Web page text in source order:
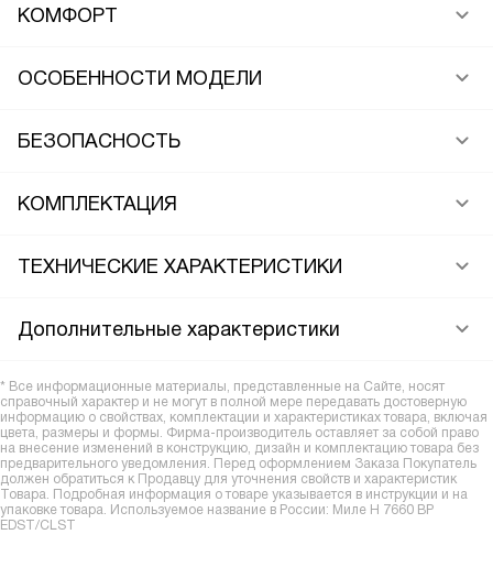
КОМФОРТ
ОСОБЕННОСТИ МОДЕЛИ
БЕЗОПАСНОСТЬ
КОМПЛЕКТАЦИЯ
ТЕХНИЧЕСКИЕ ХАРАКТЕРИСТИКИ
Дополнительные характеристики
* Все информационные материалы, представленные на Сайте, носят
справочный характер и не могут в полной мере передавать достоверную
информацию о свойствах, комплектации и характеристиках товара, включая
цвета, размеры и формы. Фирма-производитель оставляет за собой право
на внесение изменений в конструкцию, дизайн и комплектацию товара без
предварительного уведомления. Перед оформлением Заказа Покупатель
должен обратиться к Продавцу для уточнения свойств и характеристик
Товара. Подробная информация о товаре указывается в инструкции и на
упаковке товара. Используемое название в России: Миле H 7660 BP
EDST/CLST